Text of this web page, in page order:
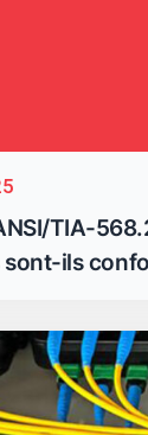
TIA-
sont-ils